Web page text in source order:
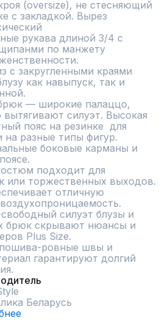
(oversize), не стесняющий
с закладкой. Вырез
рукава длиной 3/4 с
по манжету
с закругленными краями
как навыпуск, так и
— широкие палаццо,
вытягивают силуэт. Высокая
пояс на резинке  для
на разные типы фигур.
боковые карманы и
подходит для
или торжественных выходов.
отличную
силуэт блузы и
брюк скрывают нюансы и
Plus Size.
ровные швы и
гарантируют долгий
Беларусь